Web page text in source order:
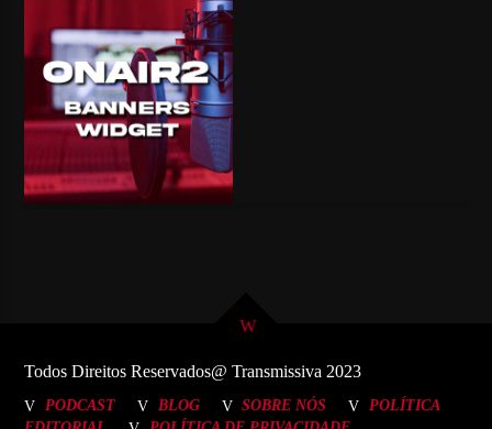
Todos Direitos Reservados@ Transmissiva 2023
PODCAST BLOG SOBRE NÓS
POLÍTICA